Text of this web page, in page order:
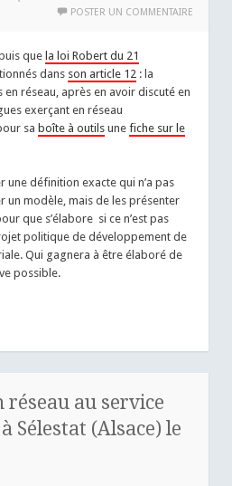
POSTER UN COMMENTAIRE
que la loi Robert du 21
dans son article 12 : la
réseau, après en avoir discuté en
exerçant en réseau
sa boîte à outils unefiche sur le
une définition exacte qui n’a pas
un modèle, mais de les présenter
que s’élabore si ce n’est pas
politique de développement de
Qui gagnera à être élaboré de
possible.
réseau au service
Sélestat (Alsace) le